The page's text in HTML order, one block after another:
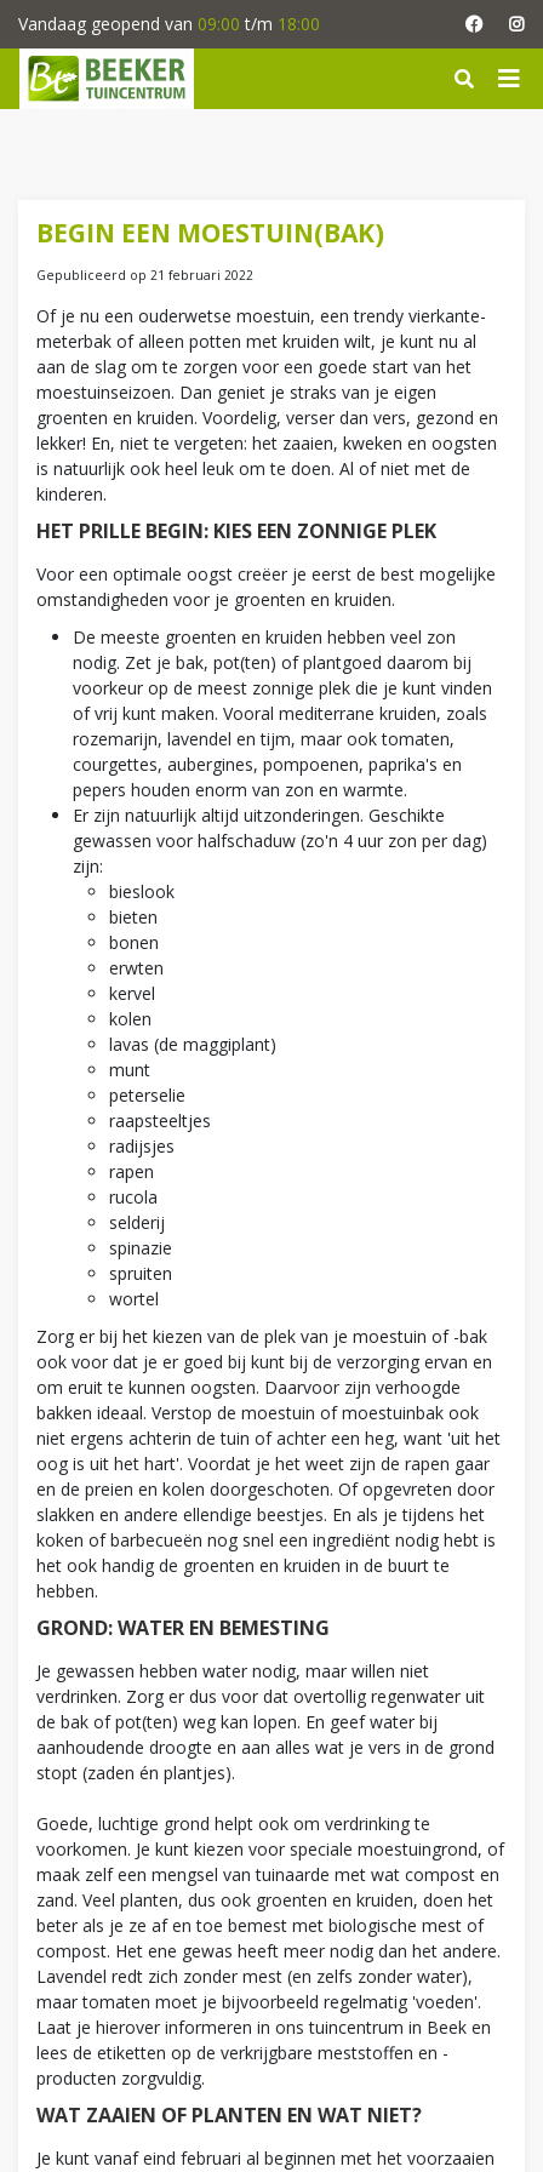
a
Vandaag geopend van 09:00 t/m 18:00
BEGIN EEN MOESTUIN(BAK)
Gepubliceerd op 21 februari 2022
Of je nu een ouderwetse moestuin, een trendy vierkante-
meterbak of alleen potten met kruiden wilt, je kunt nu al
aan de slag om te zorgen voor een goede start van het
moestuinseizoen. Dan geniet je straks van je eigen
groenten en kruiden. Voordelig, verser dan vers, gezond en
lekker! En, niet te vergeten: het zaaien, kweken en oogsten
is natuurlijk ook heel leuk om te doen. Al of niet met de
kinderen.
HET PRILLE BEGIN: KIES EEN ZONNIGE PLEK
Voor een optimale oogst creëer je eerst de best mogelijke
omstandigheden voor je groenten en kruiden.
De meeste groenten en kruiden hebben veel zon
nodig. Zet je bak, pot(ten) of plantgoed daarom bij
voorkeur op de meest zonnige plek die je kunt vinden
of vrij kunt maken. Vooral mediterrane kruiden, zoals
rozemarijn, lavendel en tijm, maar ook tomaten,
courgettes, aubergines, pompoenen, paprika's en
pepers houden enorm van zon en warmte.
Er zijn natuurlijk altijd uitzonderingen. Geschikte
gewassen voor halfschaduw (zo'n 4 uur zon per dag)
zijn:
bieslook
bieten
bonen
erwten
kervel
kolen
lavas (de maggiplant)
munt
peterselie
raapsteeltjes
radijsjes
rapen
rucola
selderij
spinazie
spruiten
wortel
Zorg er bij het kiezen van de plek van je moestuin of -bak
ook voor dat je er goed bij kunt bij de verzorging ervan en
om eruit te kunnen oogsten. Daarvoor zijn verhoogde
bakken ideaal. Verstop de moestuin of moestuinbak ook
niet ergens achterin de tuin of achter een heg, want 'uit het
oog is uit het hart'. Voordat je het weet zijn de rapen gaar
en de preien en kolen doorgeschoten. Of opgevreten door
slakken en andere ellendige beestjes. En als je tijdens het
koken of barbecueën nog snel een ingrediënt nodig hebt is
het ook handig de groenten en kruiden in de buurt te
hebben.
GROND: WATER EN BEMESTING
Je gewassen hebben water nodig, maar willen niet
verdrinken. Zorg er dus voor dat overtollig regenwater uit
de bak of pot(ten) weg kan lopen. En geef water bij
aanhoudende droogte en aan alles wat je vers in de grond
stopt (zaden én plantjes).
Goede, luchtige grond helpt ook om verdrinking te
voorkomen. Je kunt kiezen voor speciale moestuingrond, of
maak zelf een mengsel van tuinaarde met wat compost en
zand. Veel planten, dus ook groenten en kruiden, doen het
beter als je ze af en toe bemest met biologische mest of
compost. Het ene gewas heeft meer nodig dan het andere.
Lavendel redt zich zonder mest (en zelfs zonder water),
maar tomaten moet je bijvoorbeeld regelmatig 'voeden'.
Laat je hierover informeren in ons tuincentrum in Beek en
lees de etiketten op de verkrijgbare meststoffen en -
producten zorgvuldig.
WAT ZAAIEN OF PLANTEN EN WAT NIET?
Je kunt vanaf eind februari al beginnen met het voorzaaien